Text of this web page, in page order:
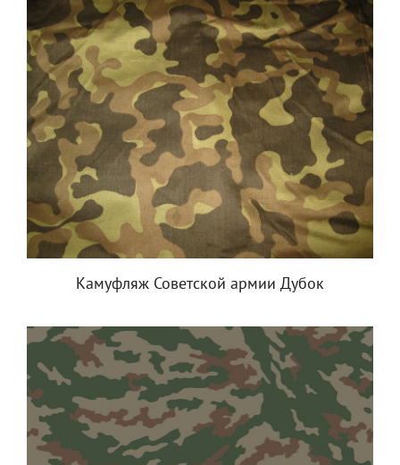
Камуфляж Советской армии Дубок